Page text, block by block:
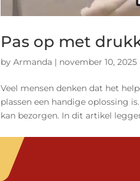
Pas op met
byArmanda | november 10, 2025
Veel mensen denken dat het
plassen een handige oplossing
kan bezorgen. In dit artikel